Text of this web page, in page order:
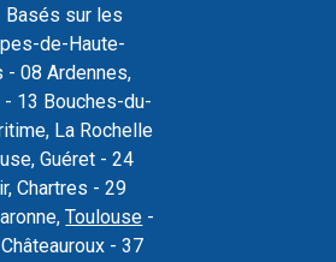
Basés sur les
de-Haute-
- 08 Ardennes,
13 Bouches-du-
La Rochelle
Guéret - 24
Chartres - 29
Toulouse -
- 37